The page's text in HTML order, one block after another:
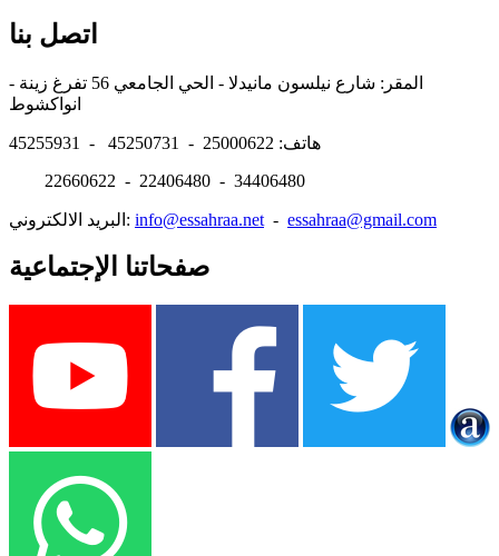
اتصل بنا
المقر: شارع نيلسون مانيدلا - الحي الجامعي 56 تفرغ زينة -
هاتف: 25000622 - 45250731 - 45255931
22660622 - 22406480 - 34406480
البريد الالكتروني: info@essahraa.net - essahraa@gmail.com
صفحاتنا الإجتماعية